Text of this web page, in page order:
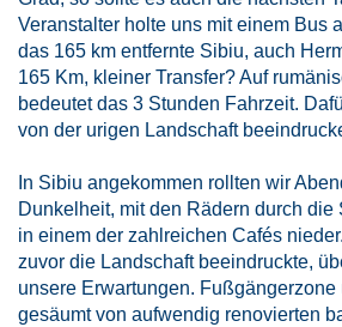
Veranstalter holte uns mit einem Bus
das 165 km entfernte Sibiu, auch
165 Km, kleiner Transfer? Auf
bedeutet das 3 Stunden Fahrzeit.
von der urigen Landschaft
In Sibiu angekommen rollten wir
Dunkelheit, mit den Rädern durch
in einem der zahlreichen Cafés
zuvor die Landschaft beeindruckte,
unsere Erwartungen. Fußgängerzone
gesäumt von aufwendig renovierten